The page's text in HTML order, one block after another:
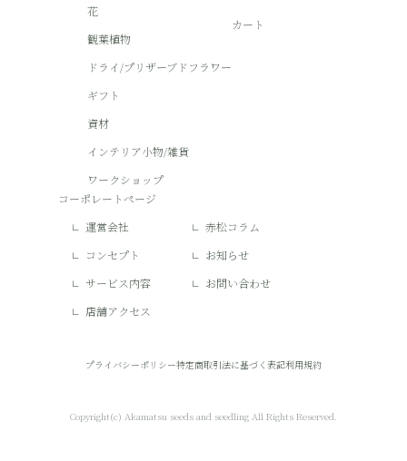
花
観葉植物
ドライ/プリザーブドフラワー
ギフト
資材
インテリア小物/雑貨
ワークショップ
カート
コーポレートページ
運営会社
赤松コラム
コンセプト
お知らせ
サービス内容
お問い合わせ
店舗アクセス
プライバシーポリシー特定商取引法に基づく表記利用規約
Copyright(c) Akamatsu seeds and seedling All Rights Reserved.